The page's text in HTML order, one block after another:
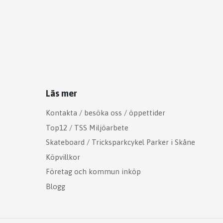
Läs mer
Kontakta / besöka oss / öppettider
Top12 / TSS Miljöarbete
Skateboard / Tricksparkcykel Parker i Skåne
Köpvillkor
Företag och kommun inköp
Blogg